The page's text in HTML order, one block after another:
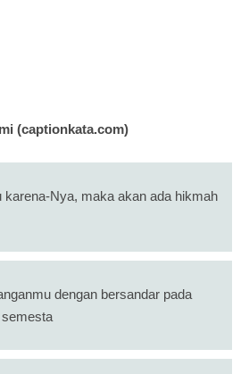
(captionkata.com)
karena-Nya, maka akan ada hikmah
dengan bersandar pada